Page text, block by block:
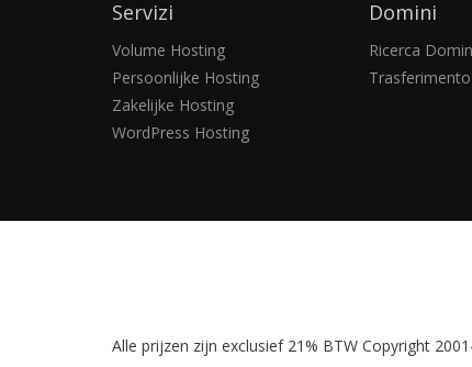
Zakelijke Hosting
WordPress Hosting